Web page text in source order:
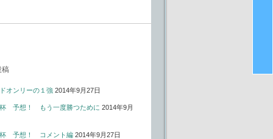
稿
オンリーの１強 2014年9月27日
予想！ もう一度勝つために 2014年9月
杯 予想！ コメント編 2014年9月27日